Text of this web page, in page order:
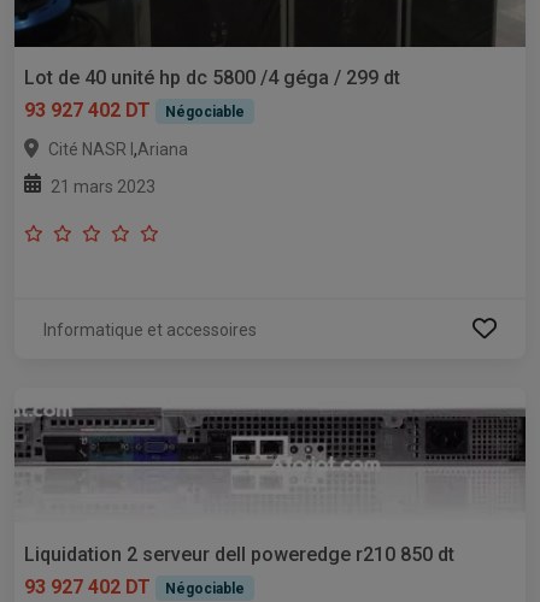
Lot de 40 unité hp dc 5800 /4 géga / 299 dt
93 927 402 DT
Négociable
Cité NASR I ,Ariana
21 mars 2023
Informatique et accessoires
Liquidation 2 serveur dell poweredge r210 850 dt
93 927 402 DT
Négociable